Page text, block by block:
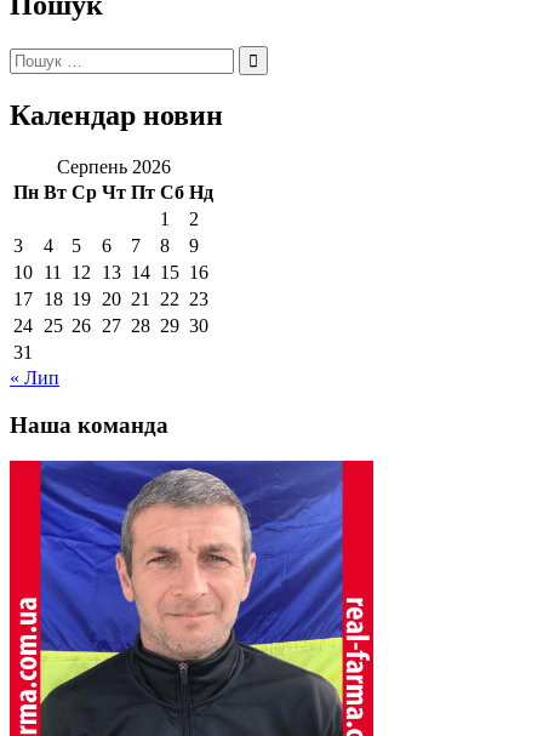
Пошук:
Календар новин
Серпень 2026
Пн Вт Ср Чт Пт Сб Нд
1
2
3
4 5 6 7 8
9
10 11 12 13 14 15 16
17 18 19 20 21 22 23
24 25 26 27 28 29 30
31
« Лип
Наша команда